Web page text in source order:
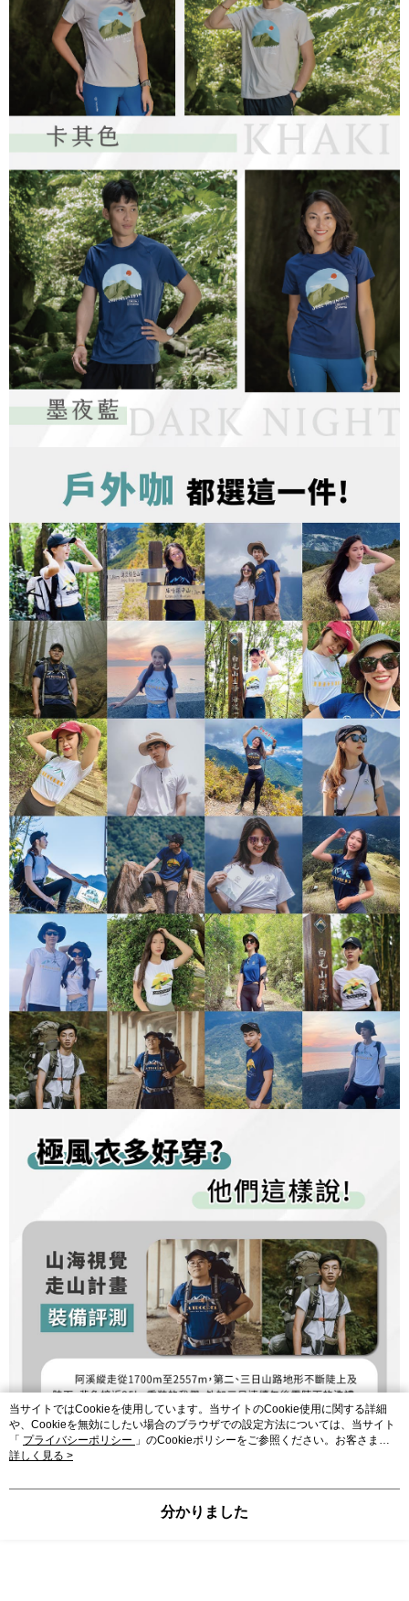
当サイトではCookieを使用しています。当サイトのCookie使用に関する詳細
や、Cookieを無効にしたい場合のブラウザでの設定方法については、当サイト
「 プライバシーポリシー 」のCookieポリシーをご参照ください。お客さま
が、当サイトを引き続き使用される場合、当社がサイト利用規約のCookieポリ
詳しく見る >
分かりました